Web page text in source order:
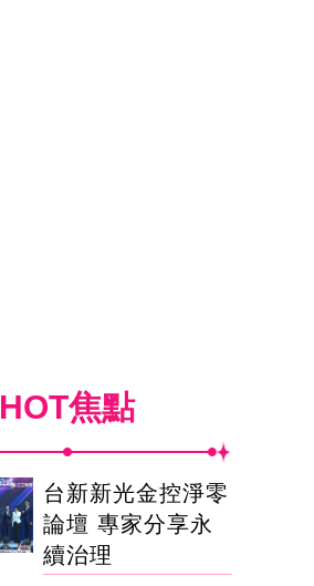
HOT焦點
台新新光金控淨零
論壇 專家分享永
續治理